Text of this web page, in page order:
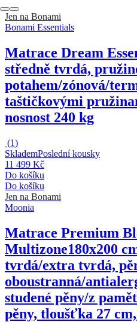
Jen na Bonami
Bonami Essentials
Matrace Dream
středně tvrdá,
potahem/zónová/
taštičkovými
nosnost 240 kg
(1)
SklademPoslední kousky
11 499 Kč
Do košíku
Do košíku
Jen na Bonami
Moonia
Matrace Premium
Multizone180x200
tvrdá/extra tvrdá,
oboustranná/
studené pěny/z
pěny, tloušťka 27